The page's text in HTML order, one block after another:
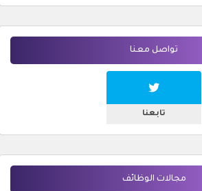
تواصل معنا
تابعنا
مجالات الوظائف